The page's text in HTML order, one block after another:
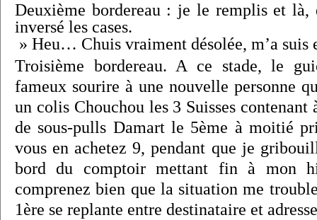
Deuxième bordereau : je le remplis et là,
inversé les cases.
» Heu… Chuis vraiment désolée, m’a suis
Troisième bordereau. A ce stade, le
fameux sourire à une nouvelle personne
un colis Chouchou les 3 Suisses contenant
de sous-pulls Damart le 5ème à moitié
vous en achetez 9, pendant que je
bord du comptoir mettant fin à mon
comprenez bien que la situation me
1ère se replante entre destinataire et